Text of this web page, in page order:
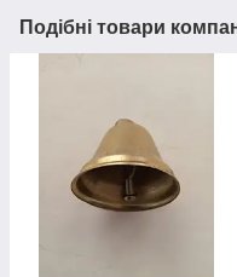
Подібні товари